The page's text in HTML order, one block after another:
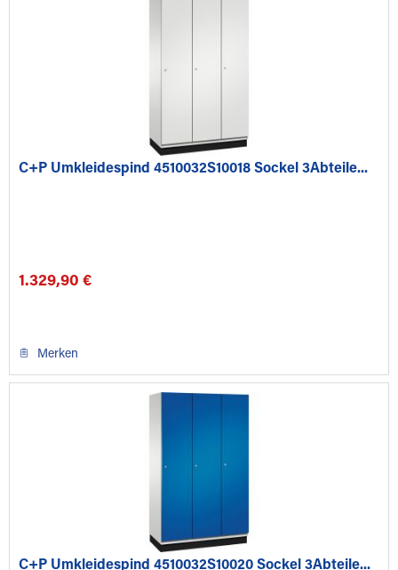
C+P Umkleidespind 4510032S10018 Sockel 3Abteile...
1.329,90 €
Merken
C+P Umkleidespind 4510032S10020 Sockel 3Abteile...